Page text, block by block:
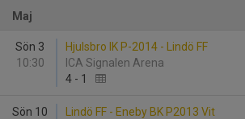
Maj
Sön 3
10:30
Hjulsbro IK P-2014 - Lindö FF
ICA Signalen Arena
4 - 1
Sön 10
Lindö FF - Eneby BK P2013 Vit